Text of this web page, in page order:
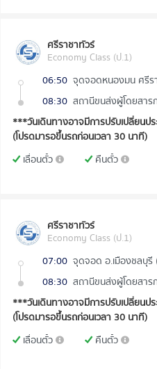
ศรีราชาทัวร์
Economy Class (ป.1)
06:50 จุดจอดหนองมน ศรีร
08:30
***วันเดินทางอาจมีการปรับเปลี่ยนปร
(โปรดมารอขึ้นรถก่อนเวลา 30 นาที)
เลื่อนตั๋ว
คืนตั๋ว
ศรีราชาทัวร์
Economy Class (ป.1)
07:00 จุดจอด อ.เมืองชลบุ
08:30
***วันเดินทางอาจมีการปรับเปลี่ยนปร
(โปรดมารอขึ้นรถก่อนเวลา 30 นาที)
เลื่อนตั๋ว
คืนตั๋ว